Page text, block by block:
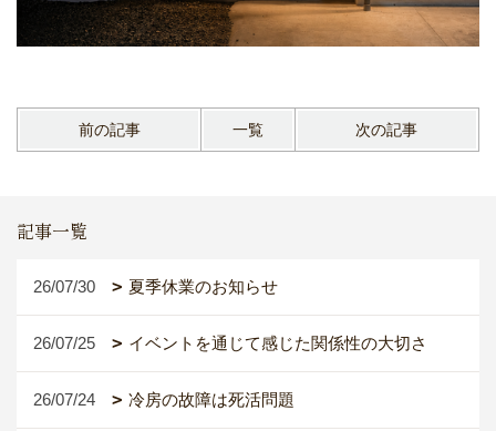
前の記事 一覧 次の記事
記事一覧
26/07/30 夏季休業のお知らせ
26/07/25 イベントを通じて感じた関係性の大切さ
26/07/24 冷房の故障は死活問題